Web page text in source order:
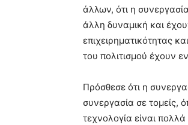
άλλων, ότι η
άλλη δυναμική και
επιχειρηματικότητας
του πολιτισμού έχουν
Πρόσθεσε ότι η
συνεργασία σε τομείς,
τεχνολογία είναι